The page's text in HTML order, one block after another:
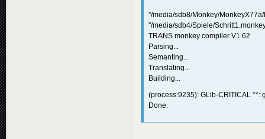
"/media/sdb8/Monkey/
"/media/sdb4/Spiele/
TRANS monkey compiler V1.62
Parsing...
Semanting...
Translating...
Building...
(process:9235): GLib-CRITICAL **:
Done.